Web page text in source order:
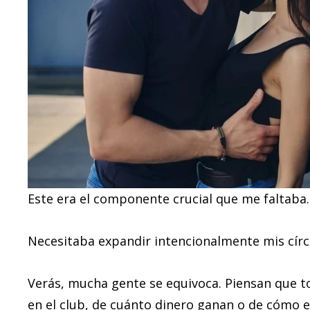
Este era el componente crucial que me faltaba.
Necesitaba expandir intencionalmente mis
Verás, mucha gente se equivoca. Piensan que
en el club, de cuánto dinero ganan o de